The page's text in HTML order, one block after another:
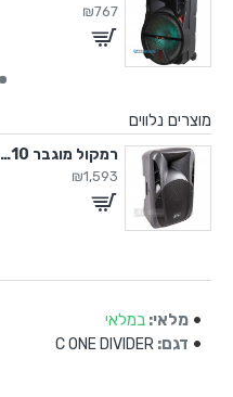
₪767
מוצרים נלווים
רמקול מוגבר 10" 800Watt
₪1,593
מלאי: במלאי
דגם: C ONE DIVIDER